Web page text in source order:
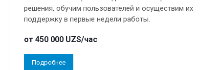
решения, обучим пользователей и осуществим их
поддержку в первые недели работы.
от 450 000 UZS/час
Подробнее